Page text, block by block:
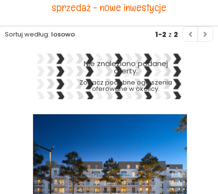
sprzedaż - nowe inwestycje
Sortuj według: losowo 1-2 z 2
Nie znaleziono podanej
oferty.
Zobacz podobne ogłoszenia
oferowane w okolicy.